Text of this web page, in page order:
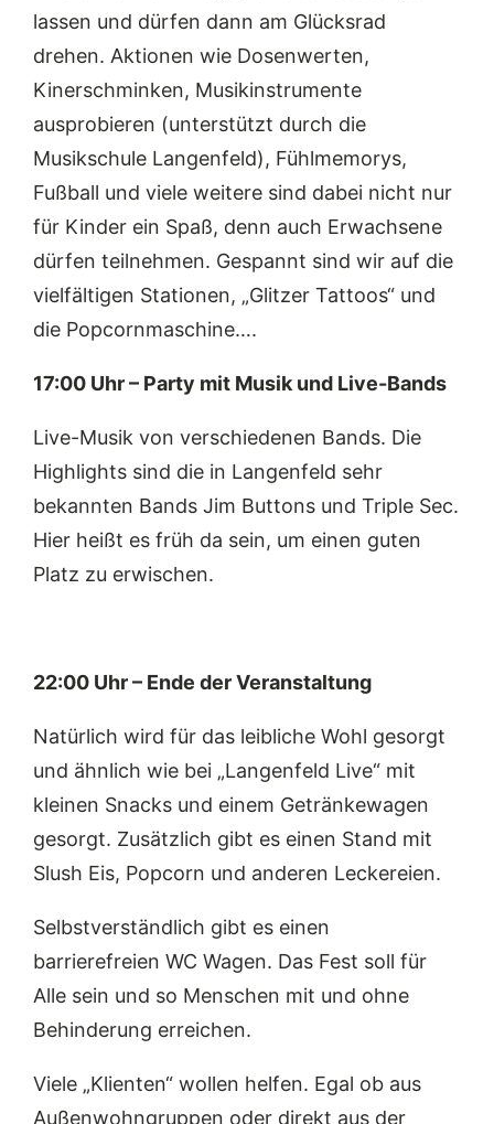
lassen und dürfen dann am Glücksrad
drehen. Aktionen wie Dosenwerten,
Kinerschminken, Musikinstrumente
ausprobieren (unterstützt durch die
Musikschule Langenfeld), Fühlmemorys,
Fußball und viele weitere sind dabei nicht nur
für Kinder ein Spaß, denn auch Erwachsene
dürfen teilnehmen. Gespannt sind wir auf die
vielfältigen Stationen, „Glitzer Tattoos“ und
die Popcornmaschine….
17:00 Uhr – Party mit Musik und Live-Bands
Live-Musik von verschiedenen Bands. Die
Highlights sind die in Langenfeld sehr
bekannten Bands Jim Buttons und Triple Sec.
Hier heißt es früh da sein, um einen guten
Platz zu erwischen.
22:00 Uhr – Ende der Veranstaltung
Natürlich wird für das leibliche Wohl gesorgt
und ähnlich wie bei „Langenfeld Live“ mit
kleinen Snacks und einem Getränkewagen
gesorgt. Zusätzlich gibt es einen Stand mit
Slush Eis, Popcorn und anderen Leckereien.
Selbstverständlich gibt es einen
barrierefreien WC Wagen. Das Fest soll für
Alle sein und so Menschen mit und ohne
Behinderung erreichen.
Viele „Klienten“ wollen helfen. Egal ob aus
Außenwohngruppen oder direkt aus der